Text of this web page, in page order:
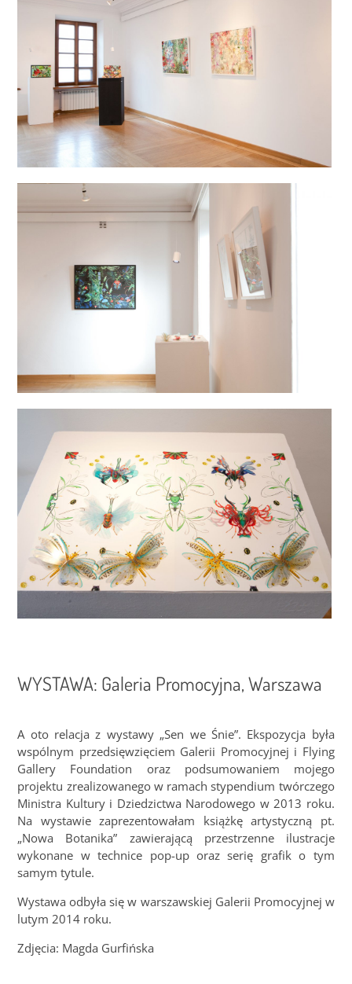
WYSTAWA: Galeria Promocyjna, Warszawa
A oto relacja z wystawy „Sen we Śnie”. Ekspozycja była
wspólnym przedsięwzięciem Galerii Promocyjnej i Flying
Gallery Foundation oraz podsumowaniem mojego
projektu zrealizowanego w ramach stypendium twórczego
Ministra Kultury i Dziedzictwa Narodowego w 2013 roku.
Na wystawie zaprezentowałam książkę artystyczną pt.
„Nowa Botanika” zawierającą przestrzenne ilustracje
wykonane w technice pop-up oraz serię grafik o tym
samym tytule.
Wystawa odbyła się w warszawskiej Galerii Promocyjnej w
lutym 2014 roku.
Zdjęcia: Magda Gurfińska